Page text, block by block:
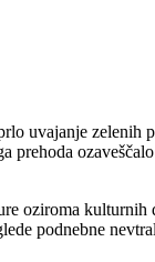
uvajanje zelenih
prehoda
oziroma
podnebne